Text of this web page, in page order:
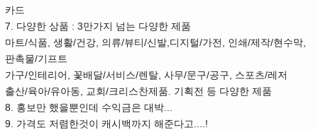
카드
7. 다양한 상품 : 3만가지 넘는 다양한 제품
마트/식품, 생활/건강, 의류/뷰티/신발,디지털/가전, 인쇄/제작/현수막,
판촉물/기프트
가구/인테리어, 꽃배달/서비스/렌탈, 사무/문구/공구, 스포츠/레저
출산/육아/유아동, 교회/크리스찬제품. 기획전 등 다양한 제품
8. 홍보만 했을뿐인데 수익금은 대박...
9. 가격도 저렴한것이 캐시백까지 해준다고....!